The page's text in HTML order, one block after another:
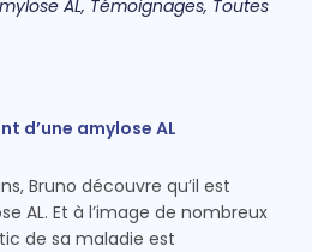
AL, Témoignages, Toutes
d’une amylose AL
Bruno découvre qu’il est
AL. Et à l’image de nombreux
de sa maladie est